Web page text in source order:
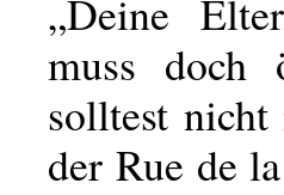
„Deine
muss doch
solltest
der Rue de